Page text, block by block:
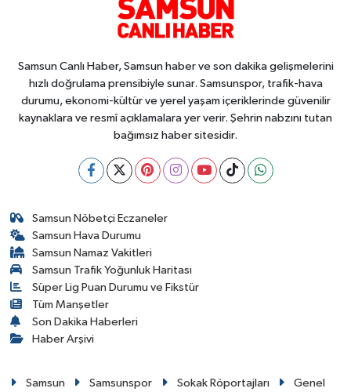
Samsun Canlı Haber, Samsun haber ve son dakika gelişmelerini
hızlı doğrulama prensibiyle sunar. Samsunspor, trafik-hava
durumu, ekonomi-kültür ve yerel yaşam içeriklerinde güvenilir
kaynaklara ve resmî açıklamalara yer verir. Şehrin nabzını tutan
bağımsız haber sitesidir.
Samsun Nöbetçi Eczaneler
Samsun Hava Durumu
Samsun Namaz Vakitleri
Samsun Trafik Yoğunluk Haritası
Süper Lig Puan Durumu ve Fikstür
Tüm Manşetler
Son Dakika Haberleri
Haber Arşivi
Samsun Samsunspor Sokak Röportajları Genel